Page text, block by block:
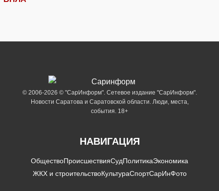
© 2006-2026 © "СарИнформ". Сетевое издание "СарИнформ".
Новости Саратова и Саратовской области. Люди, места,
события. 18+
НАВИГАЦИЯ
ОбществоПроисшествияСудПолитикаЭкономика
ЖКХ и строительствоКультураСпортСарИнФото